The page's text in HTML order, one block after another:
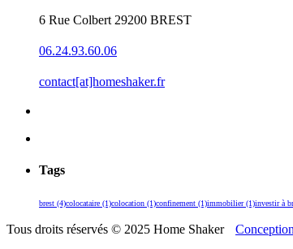
6 Rue Colbert 29200 BREST
06.24.93.60.06
contact[at]homeshaker.fr
Tags
brest (4)colocataire (1)colocation (1)confinement (1)immobilier(1)investir à
Tous droits réservés © 2025 Home Shaker